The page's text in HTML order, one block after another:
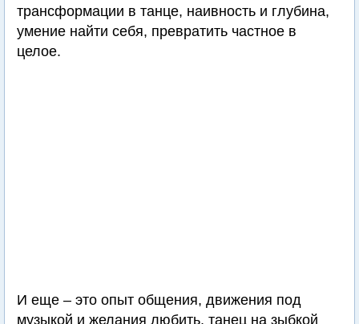
трансформации в танце, наивность и глубина,
умение найти себя, превратить частное в
целое.
И еще – это опыт общения, движения под
музыкой и желания любить, танец на зыбкой